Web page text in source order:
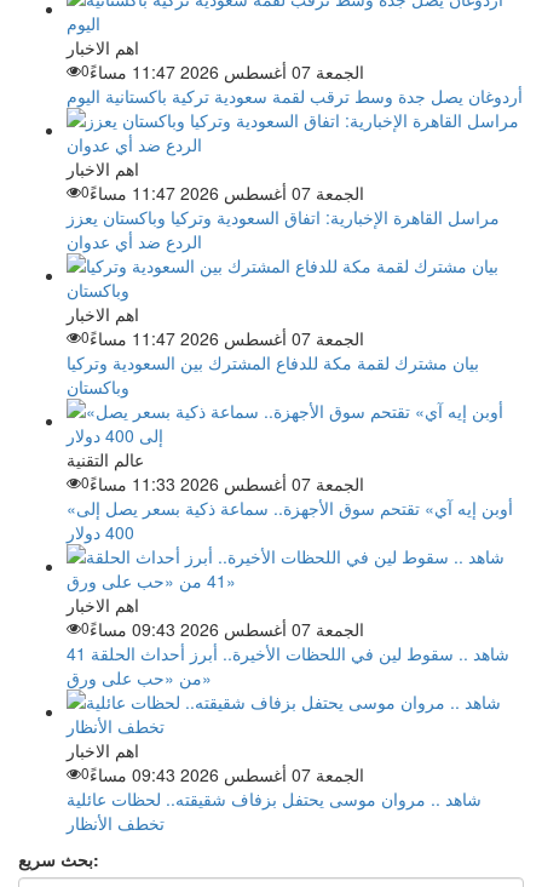
اهم الاخبار
الجمعة 07 أغسطس 2026 11:47 مساءً
0
أردوغان يصل جدة وسط ترقب لقمة سعودية تركية باكستانية اليوم
اهم الاخبار
الجمعة 07 أغسطس 2026 11:47 مساءً
0
مراسل القاهرة الإخبارية: اتفاق السعودية وتركيا وباكستان يعزز
الردع ضد أي عدوان
اهم الاخبار
الجمعة 07 أغسطس 2026 11:47 مساءً
0
بيان مشترك لقمة مكة للدفاع المشترك بين السعودية وتركيا
وباكستان
عالم التقنية
الجمعة 07 أغسطس 2026 11:33 مساءً
0
«أوبن إيه آي» تقتحم سوق الأجهزة.. سماعة ذكية بسعر يصل إلى
400 دولار
اهم الاخبار
الجمعة 07 أغسطس 2026 09:43 مساءً
0
شاهد .. سقوط لين في اللحظات الأخيرة.. أبرز أحداث الحلقة 41
من «حب على ورق»
اهم الاخبار
الجمعة 07 أغسطس 2026 09:43 مساءً
0
شاهد .. مروان موسى يحتفل بزفاف شقيقته.. لحظات عائلية
تخطف الأنظار
بحث سريع: